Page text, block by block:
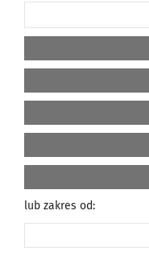
lub zakres od: